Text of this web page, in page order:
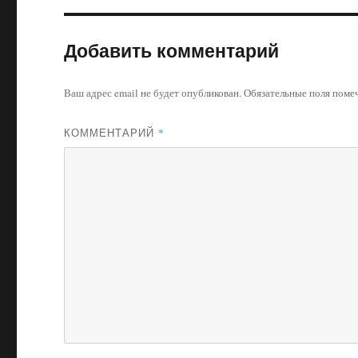
Добавить комментарий
Ваш адрес email не будет опубликован.Обязательные поля
КОММЕНТАРИЙ *